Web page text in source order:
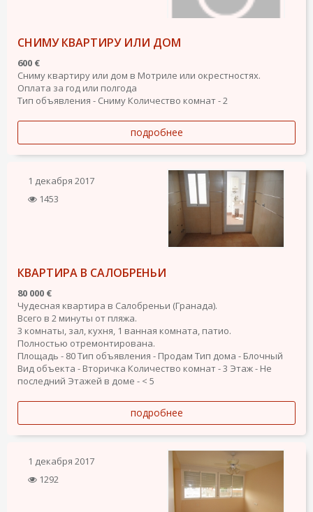
СНИМУ КВАРТИРУ ИЛИ ДОМ
600 €
Сниму квартиру или дом в Мотриле или окрестностях.
Оплата за год или полгода
Тип объявления - Сниму Количество комнат - 2
подробнее
1 декабря 2017
1453
КВАРТИРА В САЛОБРЕНЬИ
80 000 €
Чудесная квартира в Салобреньи (Гранада).
Всего в 2 минуты от пляжа.
3 комнаты, зал, кухня, 1 ванная комната, патио.
Полностью отремонтирована.
Площадь - 80Тип объявления - Продам Тип дома - Блочный
Вид объекта - Вторичка Количество комнат - 3 Этаж - Не
последний Этажей в доме - < 5
подробнее
1 декабря 2017
1292